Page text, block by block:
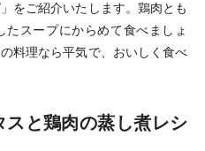
をご紹介いたします。鶏肉とも
スープにからめて食べましょ
料理なら平気で、おいしく食べ
と鶏肉の蒸し煮レシ